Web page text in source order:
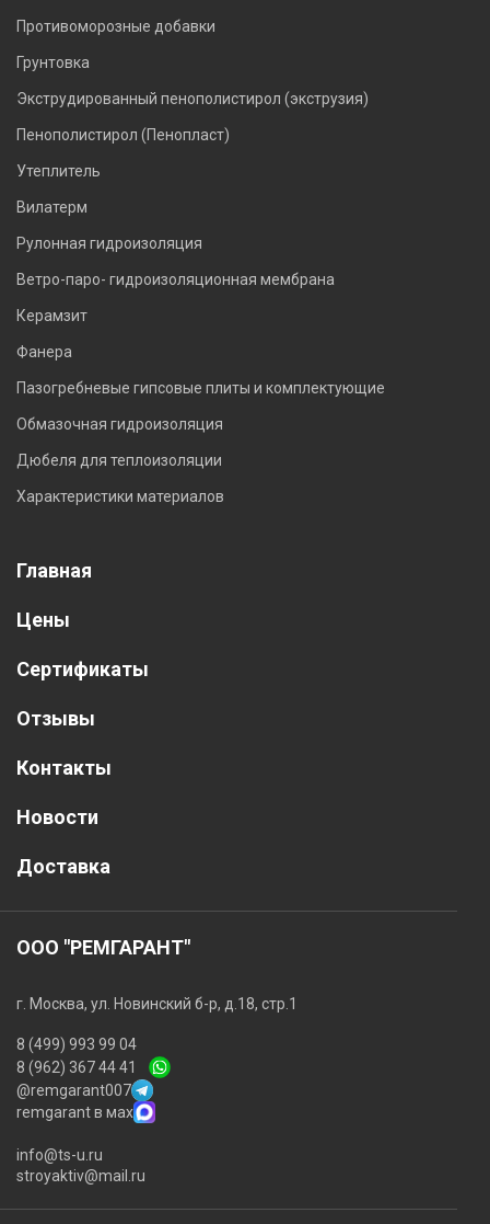
Противоморозные добавки
Грунтовка
Экструдированный пенополистирол (экструзия)
Пенополистирол (Пенопласт)
Утеплитель
Вилатерм
Рулонная гидроизоляция
Ветро-паро- гидроизоляционная мембрана
Керамзит
Фанера
Пазогребневые гипсовые плиты и комплектующие
Обмазочная гидроизоляция
Дюбеля для теплоизоляции
Характеристики материалов
Главная
Цены
Сертификаты
Отзывы
Контакты
Новости
Доставка
ООО "РЕМГАРАНТ"
г. Москва, ул. Новинский б-р, д.18, стр.1
8 (499) 993 99 04
8 (962) 367 44 41
@remgarant007
remgarant в мах
info@ts-u.ru
stroyaktiv@mail.ru